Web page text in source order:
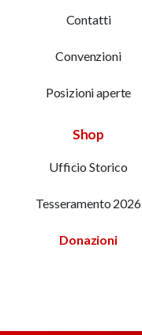
Contatti
Convenzioni
Posizioni aperte
Shop
Ufficio Storico
Tesseramento 2026
Donazioni